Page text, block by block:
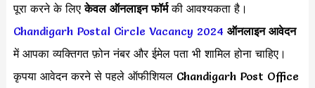
पूरा करने के लिएकेवल ऑनलाइन फॉर्मकी आवश्यकता है।
Chandigarh Postal Circle Vacancy 2024 ऑनलाइन आवेदन
में आपका व्यक्तिगत फ़ोन नंबर और ईमेल पता भी शामिल होना चाहिए।
कृपया आवेदन करने से पहले ऑफीशियल Chandigarh Post Office